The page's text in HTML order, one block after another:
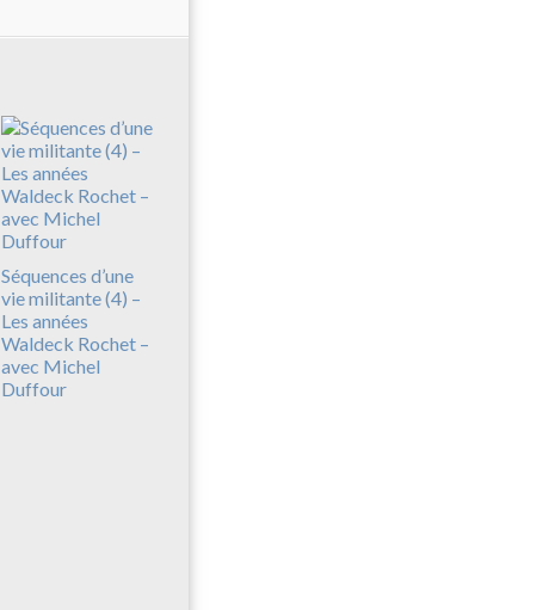
Séquences d’une
vie militante (4) –
Les années
Waldeck Rochet –
avec Michel
Duffour